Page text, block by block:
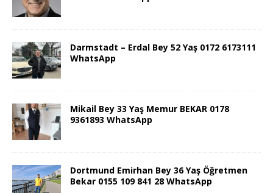
Darmstadt – Erdal Bey 52 Yaş 0172 6173111
WhatsApp
Mikail Bey 33 Yaş Memur BEKAR 0178
9361893 WhatsApp
Dortmund Emirhan Bey 36 Yaş Öğretmen
Bekar 0155 109 841 28 WhatsApp